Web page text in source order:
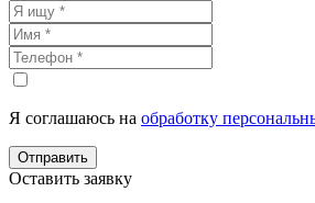
Я соглашаюсь на обработку
Отправить
Оставить заявку